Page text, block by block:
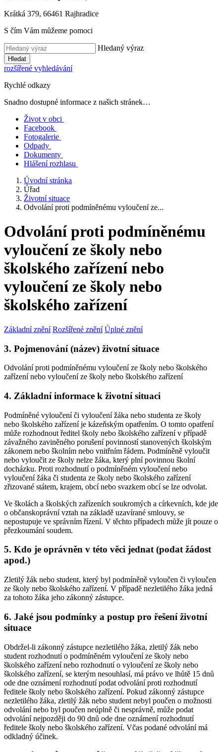
Krátká 379, 66461 Rajhradice
S čím Vám můžeme pomoci
Hledaný výraz
Hledat
rozšířené vyhledávání
Rychlé odkazy
Snadno dostupné informace z našich stránek…
Život v obci
Facebook
Fotogalerie
Odpady
Dokumenty
Hlášení rozhlasu
Úvodní stránka
Úřad
Životní situace
Odvolání proti podmíněnému vyloučení ze...
Odvolání proti podmíněnému
vyloučení ze školy nebo
školského zařízení nebo
vyloučení ze školy nebo
školského zařízení
Základní znění Rozšířené znění Úplné znění
3. Pojmenování (název) životní situace
Odvolání proti podmíněnému vyloučení ze školy nebo školského
zařízení nebo vyloučení ze školy nebo školského zařízení
4. Základní informace k životní situaci
Podmíněné vyloučení či vyloučení žáka nebo studenta ze školy
nebo školského zařízení je kázeňským opatřením. O tomto opatření
může rozhodnout ředitel školy nebo školského zařízení v případě
závažného zaviněného porušení povinností stanovených školským
zákonem nebo školním nebo vnitřním řádem. Podmíněně vyloučit
nebo vyloučit ze školy nelze žáka, který plní povinnou školní
docházku. Proti rozhodnutí o podmíněném vyloučení nebo
vyloučení žáka či studenta ze školy nebo školského zařízení
zřizované státem, krajem, obcí nebo svazkem obcí se lze odvolat.
Ve školách a školských zařízeních soukromých a církevních, kde jde
o občanskoprávní vztah na základě uzavírané smlouvy, se
nepostupuje ve správním řízení. V těchto případech může jít pouze o
přezkoumání soudem.
5. Kdo je oprávněn v této věci jednat (podat žádost
apod.)
Zletilý žák nebo student, který byl podmíněně vyloučen či vyloučen
ze školy nebo školského zařízení. V případě nezletilého žáka jedná
za tohoto žáka jeho zákonný zástupce.
6. Jaké jsou podmínky a postup pro řešení životní
situace
Obdržel-li zákonný zástupce nezletilého žáka, zletilý žák nebo
student rozhodnutí o podmíněném vyloučení ze školy nebo
školského zařízení nebo rozhodnutí o vyloučení ze školy nebo
školského zařízení, se kterým nesouhlasí, má právo ve lhůtě 15 dnů
ode dne oznámení rozhodnutí podat odvolání proti rozhodnutí
ředitele školy nebo školského zařízení. Pokud zákonný zástupce
nezletilého žáka, zletilý žák nebo student nebyl poučen o možnosti
odvolání nebo byl poučen neúplně či nesprávně, může podat
odvolání nejpozději do 90 dnů ode dne oznámení rozhodnutí
ředitele školy nebo školského zařízení. Včas podané odvolání má
odkladný účinek.